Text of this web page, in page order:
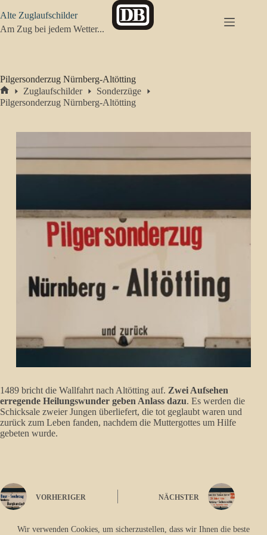
Inhalt
springen
Wir verwenden Cookies, um sicherzustellen, dass wir Ihnen die beste
Alte Zuglaufschilder
Am Zug bei jedem Wetter...
Pilgersonderzug Nürnberg-Altötting
Start
Zuglaufschilder
Sonderzüge
Pilgersonderzug Nürnberg-Altötting
1489 bricht die Wallfahrt nach Altötting auf. Zwei Aufsehen
erregende Heilungswunder geben Anlass dazu. Es werden die
Schicksale zweier Jungen überliefert, die tot geglaubt waren und
zurück zum Leben fanden, nachdem die Muttergottes um Hilfe
gebeten wurde.
VORHERIGER NÄCHSTER